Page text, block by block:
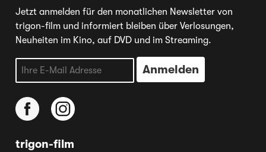
Jetzt anmelden für den monatlichen Newsletter von
trigon-film und informiert bleiben über Verlosungen,
Neuheiten im Kino, auf DVD und im Streaming.
trigon-film